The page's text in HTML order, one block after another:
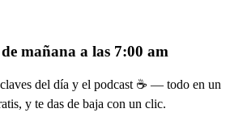
mañana a las 7:00 am
del día y el podcast ☕ — todo en un
y te das de baja con un clic.